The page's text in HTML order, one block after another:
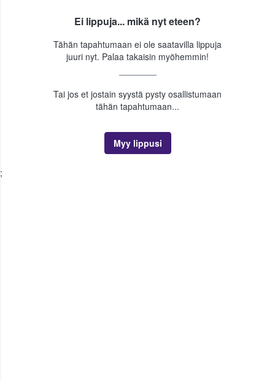
Ei lippuja... mikä nyt eteen?
Tähän tapahtumaan ei ole saatavilla lippuja
juuri nyt. Palaa takaisin myöhemmin!
Tai jos et jostain syystä pysty osallistumaan
tähän tapahtumaan...
Myy lippusi
;